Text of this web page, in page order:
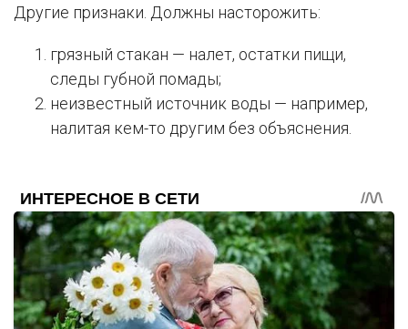
Другие признаки. Должны насторожить:
грязный стакан — налет, остатки пищи,
следы губной помады;
неизвестный источник воды — например,
налитая кем-то другим без объяснения.